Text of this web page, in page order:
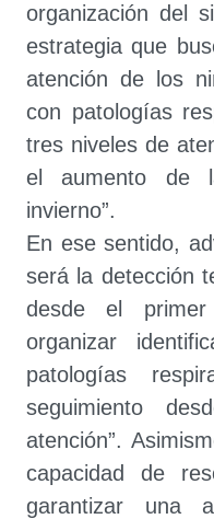
organización del
estrategia que
atención de los
con patologías
tres niveles de
el aumento de
invierno”.
En ese sentido,
será la detección
desde el
organizar
patologías
seguimiento
atención”.
capacidad de
garantizar una